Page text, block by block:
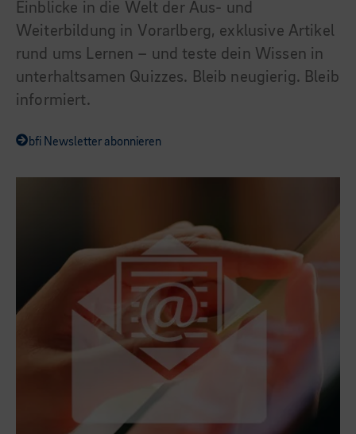
Einblicke in die Welt der Aus- und
Weiterbildung in Vorarlberg, exklusive Artikel
rund ums Lernen – und teste dein Wissen in
unterhaltsamen Quizzes. Bleib neugierig. Bleib
informiert.
bfi Newsletter abonnieren